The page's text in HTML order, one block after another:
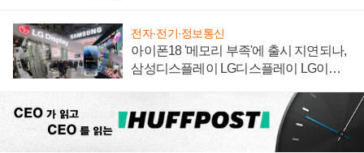
전자·전기·정보통신
아이폰18 '메모리 부족'에 출시 지연되나,
삼성디스플레이 LG디스플레이 LG이노